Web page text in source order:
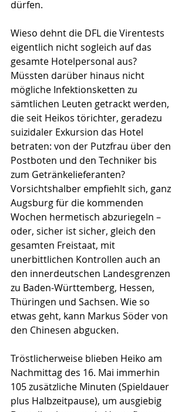
dürfen.
Wieso dehnt die DFL die Virentests
eigentlich nicht sogleich auf das
gesamte Hotelpersonal aus?
Müssten darüber hinaus nicht
mögliche Infektionsketten zu
sämtlichen Leuten getrackt werden,
die seit Heikos törichter, geradezu
suizidaler Exkursion das Hotel
betraten: von der Putzfrau über den
Postboten und den Techniker bis
zum Getränkelieferanten?
Vorsichtshalber empfiehlt sich, ganz
Augsburg für die kommenden
Wochen hermetisch abzuriegeln –
oder, sicher ist sicher, gleich den
gesamten Freistaat, mit
unerbittlichen Kontrollen auch an
den innerdeutschen Landesgrenzen
zu Baden-Württemberg, Hessen,
Thüringen und Sachsen. Wie so
etwas geht, kann Markus Söder von
den Chinesen abgucken.
Tröstlicherweise blieben Heiko am
Nachmittag des 16. Mai immerhin
105 zusätzliche Minuten (Spieldauer
plus Halbzeitpause), um ausgiebig